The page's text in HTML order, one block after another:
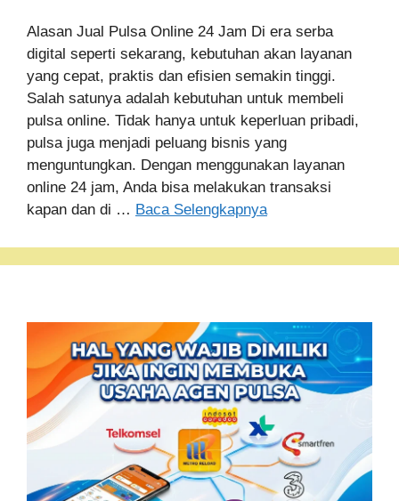
Alasan Jual Pulsa Online 24 Jam Di era serba
digital seperti sekarang, kebutuhan akan layanan
yang cepat, praktis dan efisien semakin tinggi.
Salah satunya adalah kebutuhan untuk membeli
pulsa online. Tidak hanya untuk keperluan pribadi,
pulsa juga menjadi peluang bisnis yang
menguntungkan. Dengan menggunakan layanan
online 24 jam, Anda bisa melakukan transaksi
kapan dan di … Baca Selengkapnya